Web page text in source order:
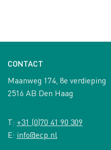
CONTACT
Maanweg 174, 8e verdieping
2516 AB Den Haag
T: +31 (0)70 41 90 309
E: info@ecp.nl